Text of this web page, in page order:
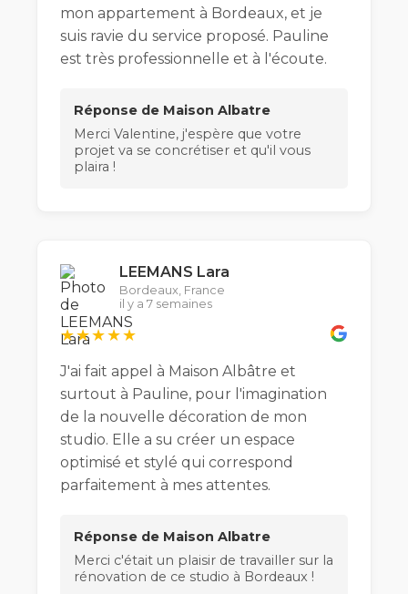
mon appartement à Bordeaux, et je
suis ravie du service proposé. Pauline
est très professionnelle et à l'écoute.
Réponse de Maison Albatre
Merci Valentine, j'espère que votre
projet va se concrétiser et qu'il vous
plaira !
LEEMANS Lara
Bordeaux, France
il y a 7 semaines
★★★★★
J'ai fait appel à Maison Albâtre et
surtout à Pauline, pour l'imagination
de la nouvelle décoration de mon
studio. Elle a su créer un espace
optimisé et stylé qui correspond
parfaitement à mes attentes.
Réponse de Maison Albatre
Merci c'était un plaisir de travailler sur la
rénovation de ce studio à Bordeaux !